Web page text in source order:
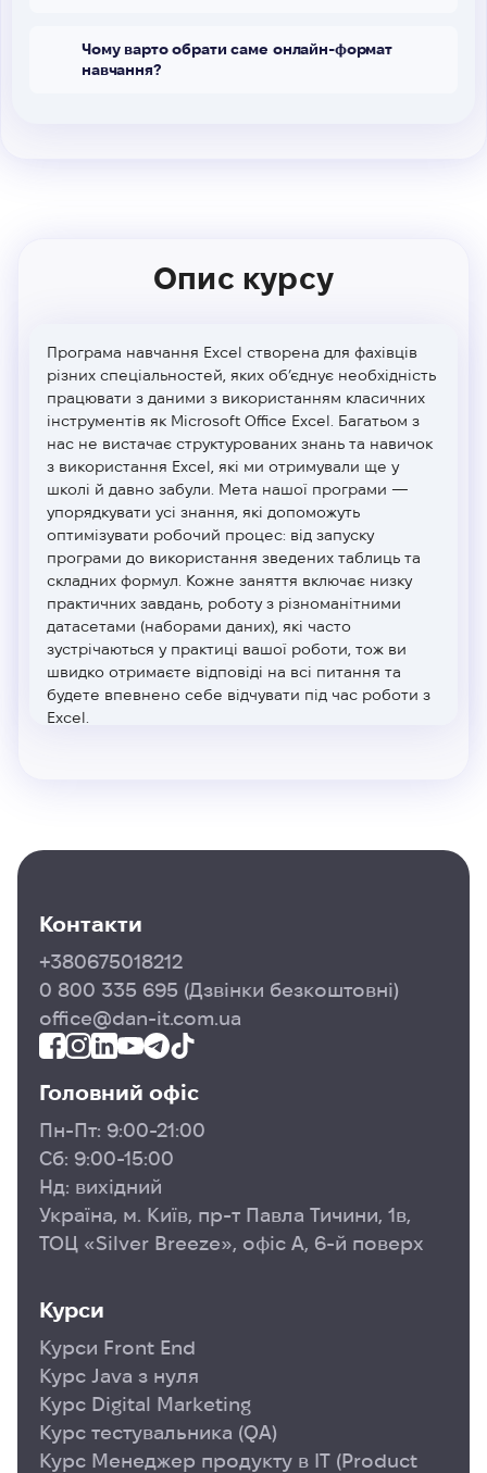
Чому варто обрати саме онлайн-формат
навчання?
Опис курсу
Програма навчання Excel створена для фахівців
різних спеціальностей, яких об’єднує необхідність
працювати з даними з використанням класичних
інструментів як Microsoft Office Excel. Багатьом з
нас не вистачає структурованих знань та навичок
з використання Excel, які ми отримували ще у
школі й давно забули. Мета нашої програми —
упорядкувати усі знання, які допоможуть
оптимізувати робочий процес: від запуску
програми до використання зведених таблиць та
складних формул. Кожне заняття включає низку
практичних завдань, роботу з різноманітними
датасетами (наборами даних), які часто
зустрічаються у практиці вашої роботи, тож ви
швидко отримаєте відповіді на всі питання та
будете впевнено себе відчувати під час роботи з
Excel.
Контакти
+380675018212
0 800 335 695 (Дзвінки безкоштовні)
office@dan-it.com.ua
Головний офіс
Пн-Пт: 9:00-21:00
Сб: 9:00-15:00
Нд: вихідний
Україна, м. Київ, пр-т Павла Тичини, 1в,
ТОЦ «Silver Breeze», офіс А, 6-й поверх
Курси
Курси Front End
Курс Java з нуля
Курс Digital Marketing
Курс тестувальника (QA)
Курс Менеджер продукту в ІТ (Product